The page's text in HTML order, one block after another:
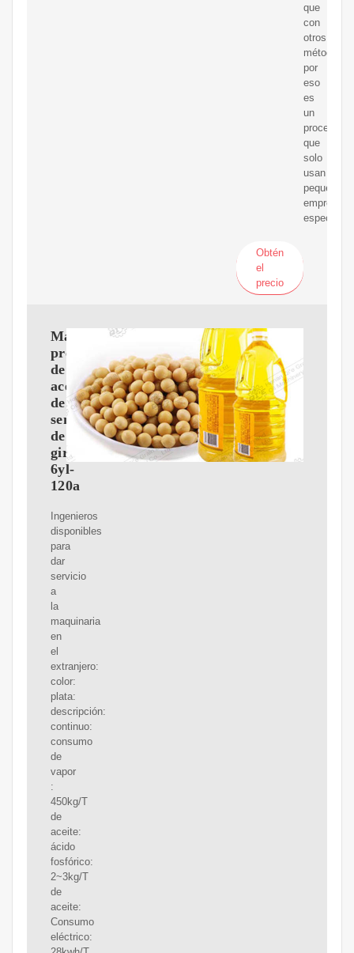
que
con
otros
métodos,
por
eso
es
un
proceso
que
solo
usan
pequeñas
empresas
Obtén
el
precio
Máquina
prensadora
de
aceite
de
semillas
de
girasol
6yl-
120a
Ingenieros
disponibles
para
dar
servicio
a
la
maquinaria
en
el
extranjero:
color:
plata:
descripción:
continuo:
consumo
de
vapor
:
450kg/T
de
aceite:
ácido
fosfórico:
2~3kg/T
de
aceite:
Consumo
eléctrico: